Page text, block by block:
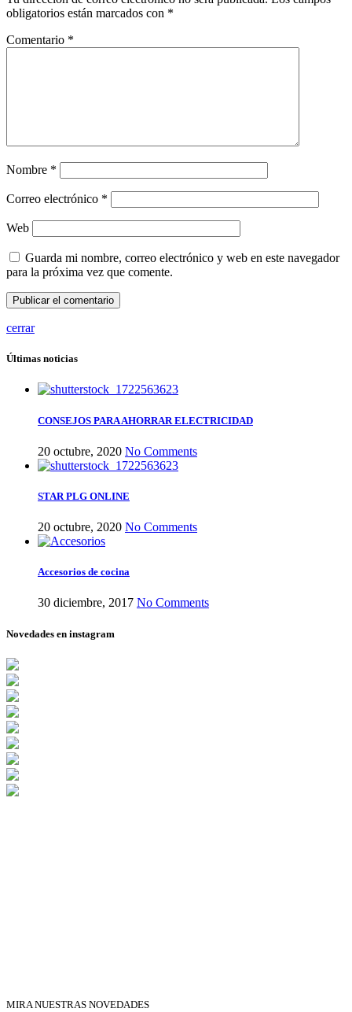
obligatorios están marcados con *
Comentario *
Nombre *
Correo electrónico *
Web
Guarda mi nombre, correo electrónico y web en este navegador
para la próxima vez que comente.
cerrar
Últimas noticias
CONSEJOS PARA AHORRAR ELECTRICIDAD
20 octubre, 2020 No Comments
STAR PLG ONLINE
20 octubre, 2020 No Comments
Accesorios de cocina
30 diciembre, 2017 No Comments
Novedades en instagram
MIRA NUESTRAS NOVEDADES